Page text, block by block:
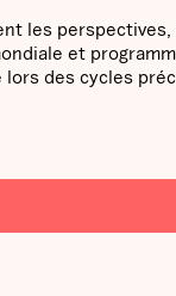
les
et
lors des cycles